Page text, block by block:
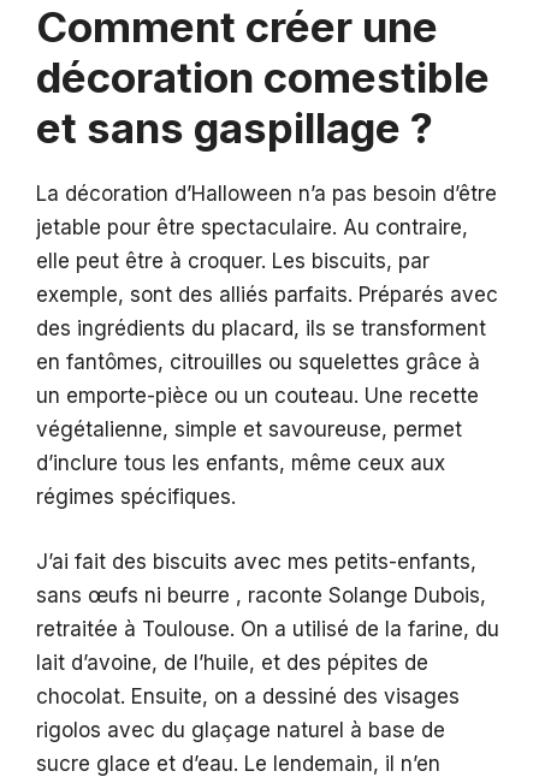
Comment créer une
décoration comestible
et sans gaspillage ?
La décoration d’Halloween n’a pas besoin d’être
jetable pour être spectaculaire. Au contraire,
elle peut être à croquer. Les biscuits, par
exemple, sont des alliés parfaits. Préparés avec
des ingrédients du placard, ils se transforment
en fantômes, citrouilles ou squelettes grâce à
un emporte-pièce ou un couteau. Une recette
végétalienne, simple et savoureuse, permet
d’inclure tous les enfants, même ceux aux
régimes spécifiques.
J’ai fait des biscuits avec mes petits-enfants,
sans œufs ni beurre , raconte Solange Dubois,
retraitée à Toulouse. On a utilisé de la farine, du
lait d’avoine, de l’huile, et des pépites de
chocolat. Ensuite, on a dessiné des visages
rigolos avec du glaçage naturel à base de
sucre glace et d’eau. Le lendemain, il n’en